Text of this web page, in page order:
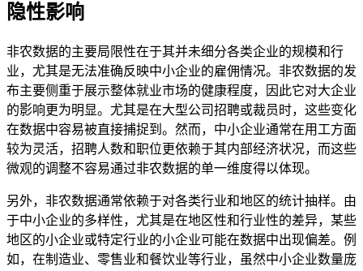
隐性影响
非农数据的主要局限性在于其并未细分各类企业的规模和行
业，尤其是无法准确反映中小企业的雇佣情况。非农数据的发
布主要侧重于展示整体就业市场的健康程度，因此它对大企业
的影响更为明显。尤其是在大型公司招聘或裁员时，这些变化
在数据中容易被直接捕捉到。然而，中小企业通常在用工方面
较为灵活，招聘人数和职位更依赖于其内部经济状况，而这些
微观的调整不容易通过非农数据的单一维度得以体现。
另外，非农数据通常依赖于对各类行业和地区的统计抽样。由
于中小企业的多样性，尤其是在地区性和行业性的差异，某些
地区的小企业或特定行业的小企业可能在数据中出现偏差。例
如，在制造业、零售业和餐饮业等行业，虽然中小企业数量庞